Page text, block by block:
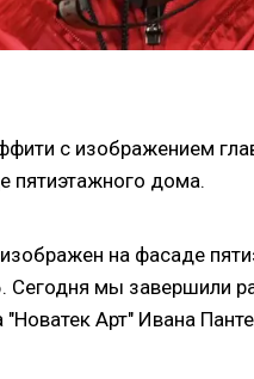
с изображением
пятиэтажного дома.
на фасаде
Сегодня мы завершили
"Новатек Арт" Ивана